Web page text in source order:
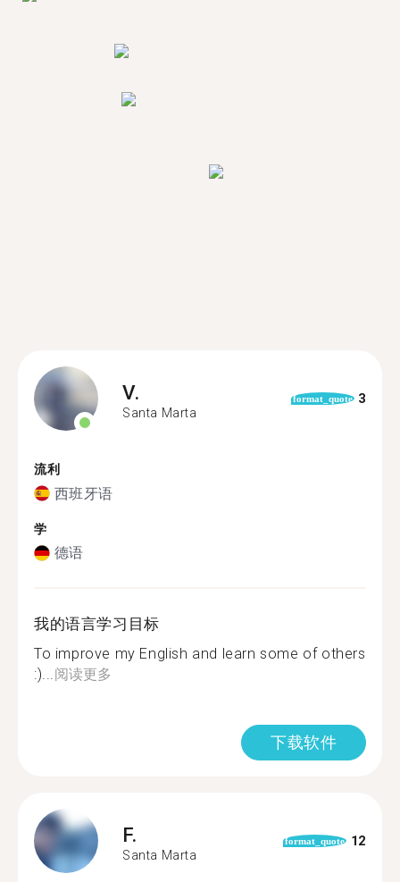
V.
Santa Marta
format_quote 3
流利
西班牙语
学
德语
我的语言学习目标
To improve my English and learn some of others
:)...阅读更多
下载软件
F.
Santa Marta
format_quote 12